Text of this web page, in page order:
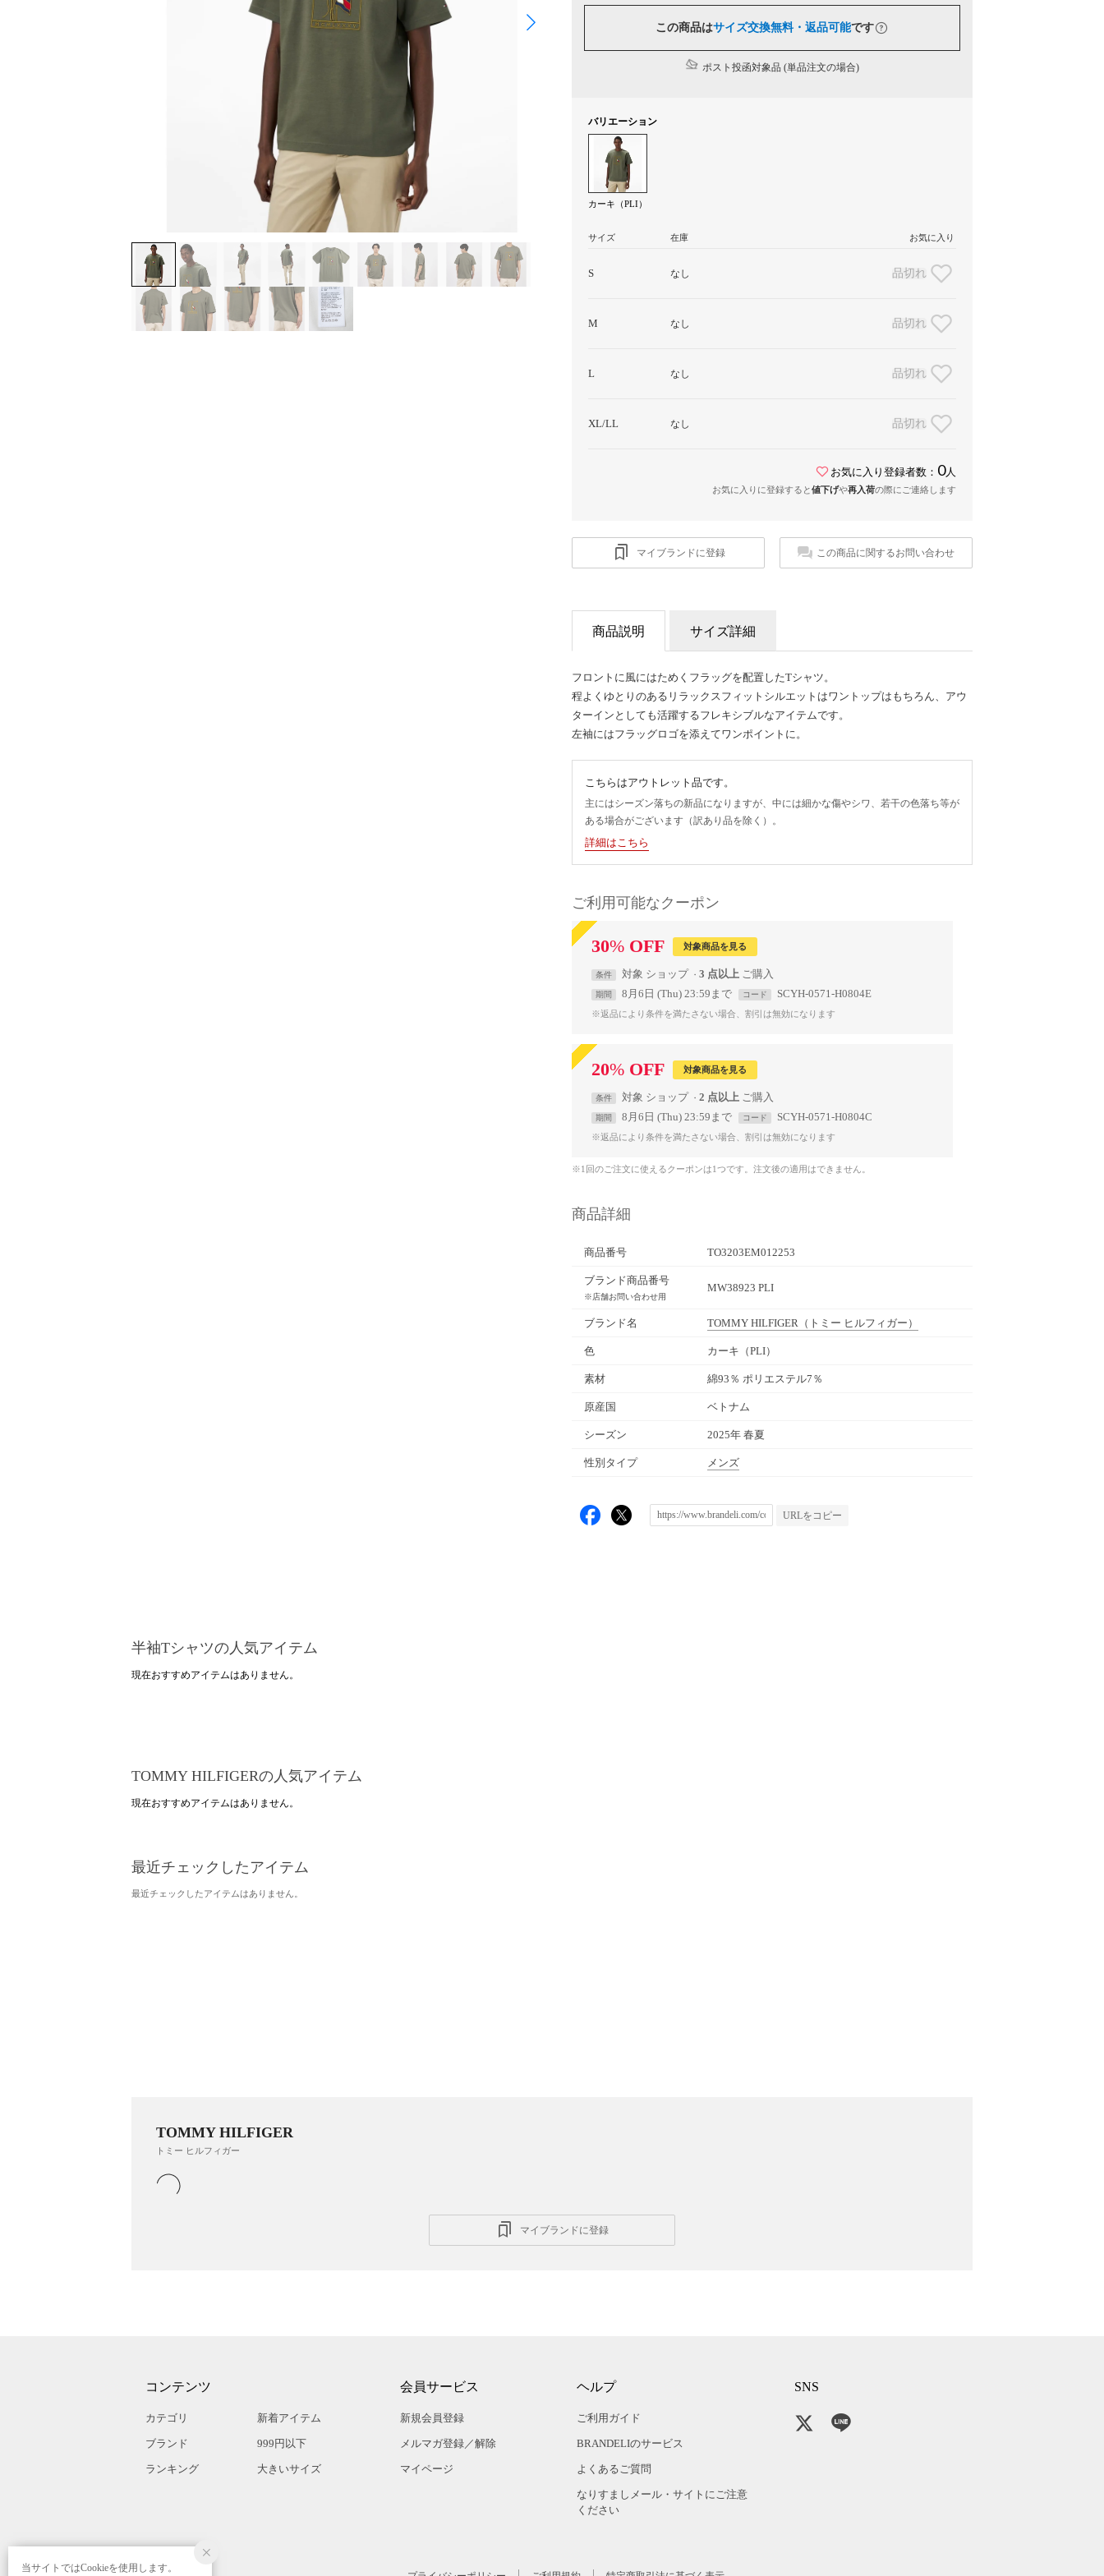
この商品はサイズ交換無料・返品可能です
ポスト投函対象品 (単品注文の場合)
バリエーション
カーキ（PLI）
サイズ 在庫 お気に入り
S なし 品切れ
M なし 品切れ
L なし 品切れ
XL/LL なし 品切れ
お気に入り登録者数： 0人
お気に入りに登録すると値下げや再入荷の際にご連絡します
マイブランドに登録 この商品に関するお問い合わせ
商品説明 サイズ詳細
フロントに風にはためくフラッグを配置したTシャツ。
程よくゆとりのあるリラックスフィットシルエットはワントップはもちろん、アウ
ターインとしても活躍するフレキシブルなアイテムです。
左袖にはフラッグロゴを添えてワンポイントに。
こちらはアウトレット品です。
主にはシーズン落ちの新品になりますが、中には細かな傷やシワ、若干の色落ち等が
ある場合がございます（訳あり品を除く）。
詳細はこちら
ご利用可能なクーポン
30% OFF 対象商品を見る
条件 対象 ショップ 3 点以上
期間 8月6日 (Thu) 23:59まで コード SCYH-0571-H0804E
※返品により条件を満たさない場合、割引は無効になります
20% OFF 対象商品を見る
条件 対象 ショップ 2 点以上
期間 8月6日 (Thu) 23:59まで コード SCYH-0571-H0804C
※返品により条件を満たさない場合、割引は無効になります
※1回のご注文に使えるクーポンは1つです。注文後の適用はできません。
商品詳細
商品番号 TO3203EM012253
ブランド商品番号
※店舗お問い合わせ用
MW38923 PLI
ブランド名 TOMMY HILFIGER （トミー ヒルフィガー）
色 カーキ（PLI）
素材 綿93％ ポリエステル7％
原産国 ベトナム
シーズン 2025年 春夏
性別タイプ メンズ
URLをコピー
半袖Tシャツの人気アイテム
現在おすすめアイテムはありません。
TOMMY HILFIGERの人気アイテム
現在おすすめアイテムはありません。
最近チェックしたアイテム
最近チェックしたアイテムはありません。
TOMMY HILFIGER
トミー ヒルフィガー
マイブランドに登録
コンテンツ
カテゴリ
ブランド
ランキング
新着アイテム
999円以下
大きいサイズ
会員サービス
新規会員登録
メルマガ登録／解除
マイページ
ヘルプ
ご利用ガイド
BRANDELIのサービス
よくあるご質問
なりすましメール・サイトにご注意
ください
SNS
当サイトではCookieを使用します。